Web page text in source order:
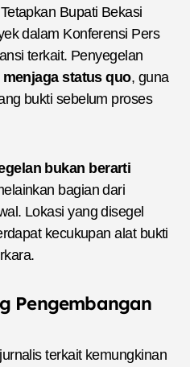
Bupati Bekasi
dalam Konferensi Pers
terkait. Penyegelan
status quo, guna
bukti sebelum proses
bukan berarti
bagian dari
Lokasi yang disegel
kecukupan alat bukti
Pengembangan
terkait kemungkinan